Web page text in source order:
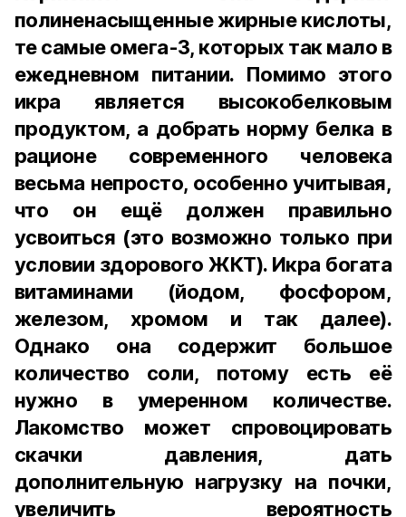
полиненасыщенные жирные кислоты,
те самые омега-3, которых так мало в
ежедневном питании. Помимо этого
икра является высокобелковым
продуктом, а добрать норму белка в
рационе современного человека
весьма непросто, особенно учитывая,
что он ещё должен правильно
усвоиться (это возможно только при
условии здорового ЖКТ). Икра богата
витаминами (йодом, фосфором,
железом, хромом и так далее).
Однако она содержит большое
количество соли, потому есть её
нужно в умеренном количестве.
Лакомство может спровоцировать
скачки давления, дать
дополнительную нагрузку на почки,
увеличить вероятность